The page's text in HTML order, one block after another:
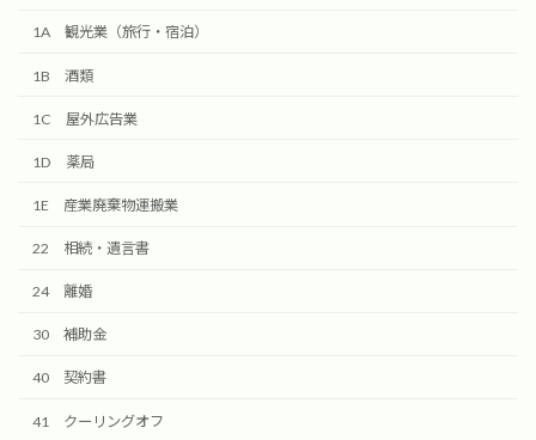
1A 観光業（旅行・宿泊）
1B 酒類
1C 屋外広告業
1D 薬局
1E 産業廃棄物運搬業
22 相続・遺言書
24 離婚
30 補助金
40 契約書
41 クーリングオフ